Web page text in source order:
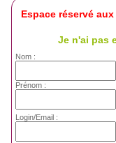
Espace réservé
Je n'ai pas
Nom :
Prénom :
Login/Email :